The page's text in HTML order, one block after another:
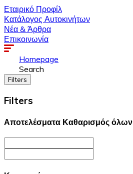
Εταιρικό Προφίλ
Κατάλογος Αυτοκινήτων
Νέα & Άρθρα
Επικοινωνία
Homepage
Search
Filters
Filters
Αποτελέσματα Καθαρισμός όλων